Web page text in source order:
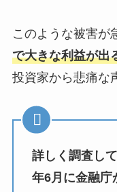
このような被害が
で大きな利益が出
投資家から悲痛な
詳しく調査し
年6月に金融庁